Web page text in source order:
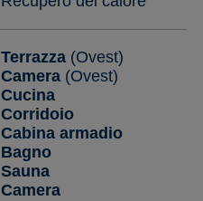
Terrazza(Ovest)
Camera(Ovest)
Cucina
Corridoio
Cabina armadio
Bagno
Sauna
Camera